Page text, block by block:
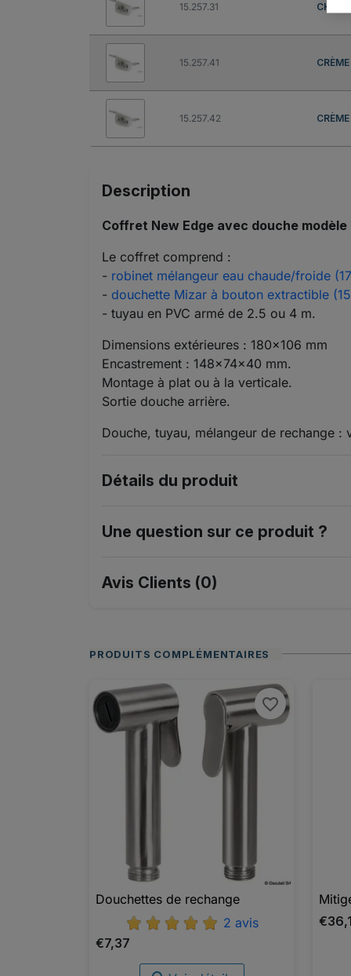
15.257.31
15.257.41 CRÈME
15.257.42 CRÈME
Description
Coffret New Edge avec douche
Le coffret comprend :
- robinet mélangeur eau chaude/froide
- douchette Mizar à bouton extractible
- tuyau en PVC armé de 2.5 ou 4 m.
Dimensions extérieures : 180x106 mm
Encastrement : 148x74x40 mm.
Montage à plat ou à la verticale.
Sortie douche arrière.
Douche, tuyau, mélangeur de rechange :
Détails du produit
Une question sur ce produit ?
Avis Clients (0)
PRODUITS COMPLÉMENTAIRES
favorite_border
 Aperçu rapide
Douchettes de rechange
2 avis
€7,37